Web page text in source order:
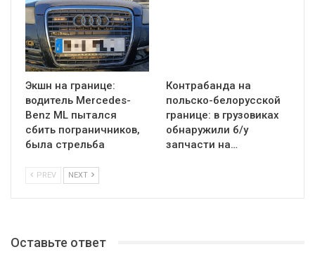
Экшн на границе:
водитель Mercedes-
Benz ML пытался
сбить пограничников,
была стрельба
Контрабанда на
польско-белорусской
границе: в грузовиках
обнаружили б/у
запчасти на…
PREV NEXT
Оставьте ответ